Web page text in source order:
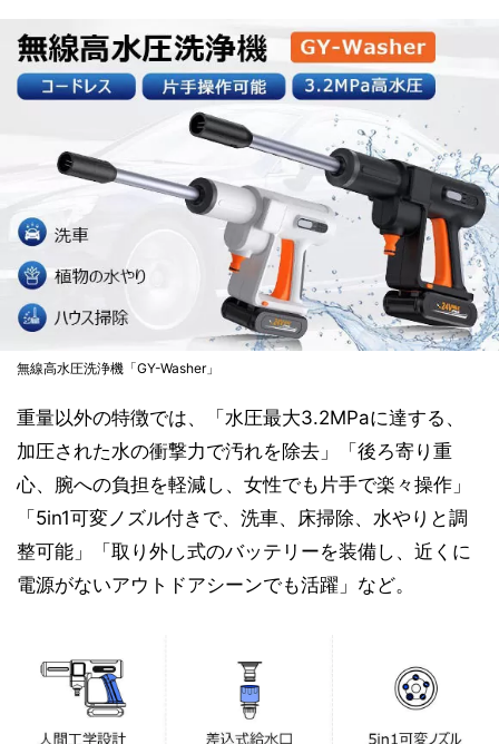
無線高水圧洗浄機「GY-Washer」
重量以外の特徴では、「水圧最大3.2MPaに達する、
加圧された水の衝撃力で汚れを除去」「後ろ寄り重
心、腕への負担を軽減し、女性でも片手で楽々操作」
「5in1可変ノズル付きで、洗車、床掃除、水やりと調
整可能」「取り外し式のバッテリーを装備し、近くに
電源がないアウトドアシーンでも活躍」など。